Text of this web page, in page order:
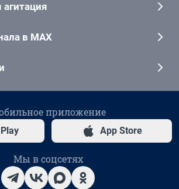
в MAX
приложение
App Store
Мы в соцсетях